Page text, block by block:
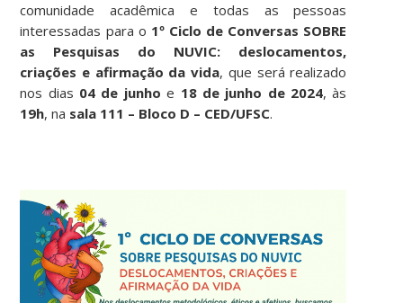
comunidade acadêmica e todas as pessoas
interessadas para o 1º Ciclo de Conversas SOBRE
as Pesquisas do NUVIC: deslocamentos,
criações e afirmação da vida, que será realizado
nos dias 04 de junho e 18 de junho de 2024, às
19h, na sala 111 – Bloco D – CED/UFSC.